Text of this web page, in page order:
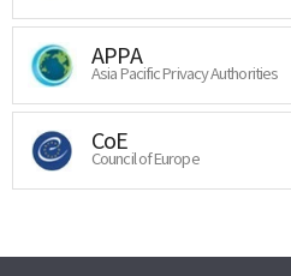
APPA
Asia Pacific Privacy Authorities
CoE
Council of Europe